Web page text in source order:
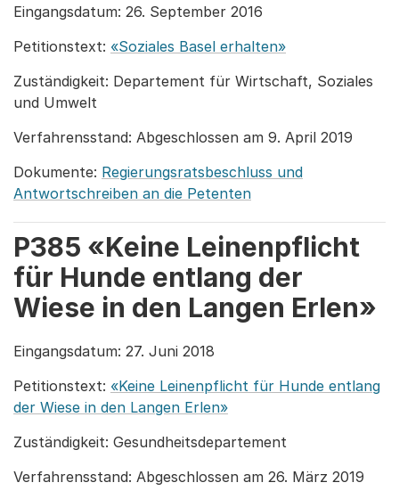
Eingangsdatum: 26. September 2016
Petitionstext: «Soziales Basel erhalten»
Zuständigkeit: Departement für Wirtschaft, Soziales
und Umwelt
Verfahrensstand: Abgeschlossen am 9. April 2019
Dokumente: Regierungsratsbeschluss und
Antwortschreiben an die Petenten
P385 «Keine Leinenpflicht
für Hunde entlang der
Wiese in den Langen Erlen»
Eingangsdatum: 27. Juni 2018
Petitionstext: «Keine Leinenpflicht für Hunde entlang
der Wiese in den Langen Erlen»
Zuständigkeit: Gesundheitsdepartement
Verfahrensstand: Abgeschlossen am 26. März 2019